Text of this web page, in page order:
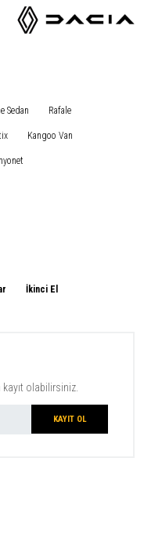
Sedan Rafale
Kangoo Van
İkinci El
olabilirsiniz.